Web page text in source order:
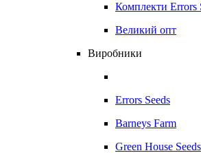
Комплекти Errors
Великий опт
Виробники
Errors Seeds
Barneys Farm
Green House Seeds